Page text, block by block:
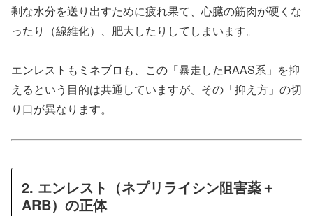
剰な水分を送り出すために疲れ果て、心臓の筋肉が硬くな
ったり（線維化）、肥大したりしてしまいます。
エンレストもミネブロも、この「暴走したRAAS系」を抑
えるという目的は共通していますが、その「抑え方」の切
り口が異なります。
2. エンレスト（ネプリライシン阻害薬＋
ARB）の正体